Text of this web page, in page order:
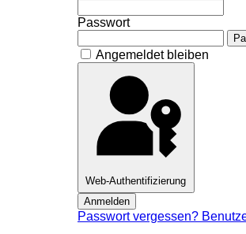
Passwort
Angemeldet bleiben
Web-Authentifizierung
Anmelden
Passwort vergessen?